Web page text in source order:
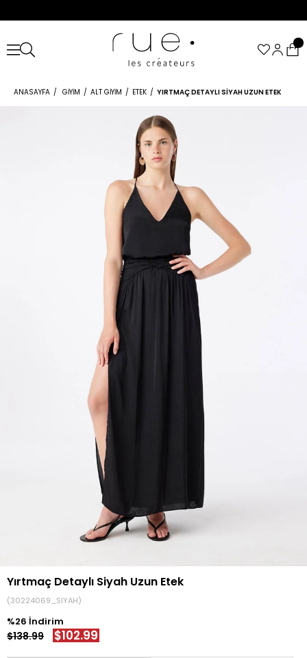
ANASAYFA GIYIM ALT GIYIM ETEK YIRTMAÇ DETAYLI SIYAH UZUN ETEK
Yırtmaç Detaylı Siyah Uzun Etek
(30224069_SIYAH)
26
$138.99 $102.99